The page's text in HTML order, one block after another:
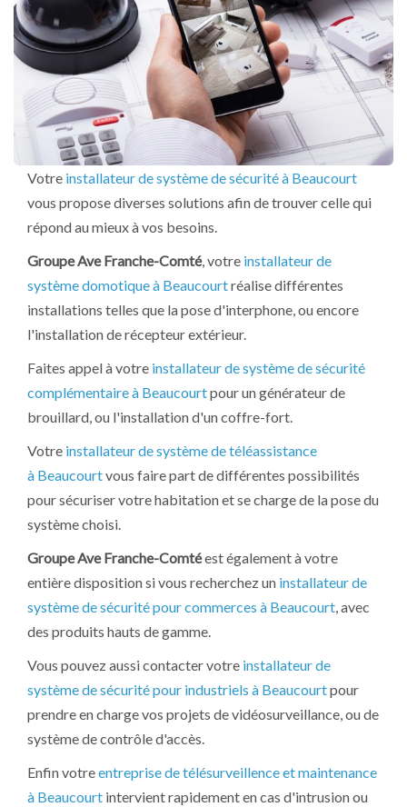
Votre installateur de système de sécurité à Beaucourt
vous propose diverses solutions afin de trouver celle qui
répond au mieux à vos besoins.
Groupe Ave Franche-Comté, votre installateur de
système domotique à Beaucourtréalise différentes
installations telles que la pose d'interphone, ou encore
l'installation de récepteur extérieur.
Faites appel à votre installateur de système de sécurité
complémentaire à Beaucourtpour un générateur de
brouillard, ou l'installation d'un coffre-fort.
Votre installateur de système de téléassistance
à Beaucourtvous faire part de différentes possibilités
pour sécuriser votre habitation et se charge de la pose du
système choisi.
Groupe Ave Franche-Comtéest également à votre
entière disposition si vous recherchez un installateur de
système de sécurité pour commerces à Beaucourt, avec
des produits hauts de gamme.
Vous pouvez aussi contacter votre installateur de
système de sécurité pour industriels à Beaucourtpour
prendre en charge vos projets de vidéosurveillance, ou de
système de contrôle d'accès.
Enfin votreentreprise de télésurveillence et maintenance
à Beaucourt intervient rapidement en cas d'intrusion ou